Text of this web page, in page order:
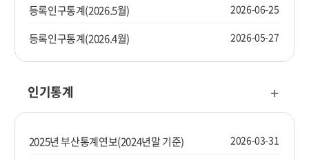
등록인구통계(2026.5월) 2026-06-25
등록인구통계(2026.4월) 2026-05-27
인기통계
2025년 부산통계연보(2024년말 기준) 2026-03-31